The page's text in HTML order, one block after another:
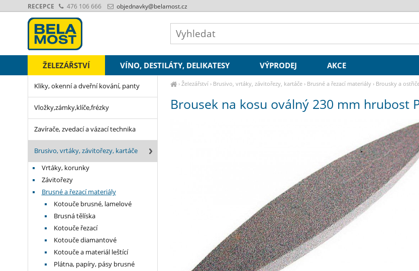
› Železářství› Brusivo, vrtáky, závitořezy, kartáče› Brusné a řezací materiály› Brousky a
Brousek na kosu oválný 230 mm hrubost
Kliky, okenní a dveřní kování, panty
Vložky,zámky,klíče,frézky
Zavírače, zvedací a vázací technika
Brusivo, vrtáky, závitořezy, kartáče
Vrtáky, korunky
Závitořezy
Brusné a řezací materiály
Kotouče brusné, lamelové
Brusná tělíska
Kotouče řezací
Kotouče diamantové
Kotouče a materiál leštící
Plátna, papíry, pásy brusné
ŽELEZÁŘSTVÍ VÍNO, DESTILÁTY, DELIKATESY VÝPRODEJ AKCE
RECEPCE 476 106 666 objednavky@belamost.cz